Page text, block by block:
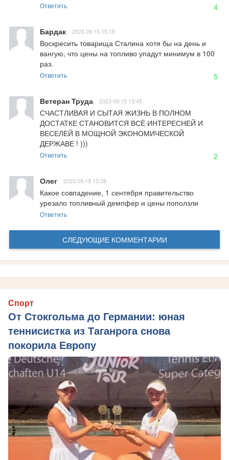
Ответить 4
Бардак 2023.09.15 15:19
Воскресить товарища Сталина хотя бы на день и
вангую, что цены на топливо упадут минимум в 100
раз.
Ответить 5
Ветеран Труда 2023.09.15 13:45
СЧАСТЛИВАЯ И СЫТАЯ ЖИЗНЬ В ПОЛНОМ
ДОСТАТКЕ СТАНОВИТСЯ ВСЁ ИНТЕРЕСНЕЙ И
ВЕСЕЛЕЙ В МОЩНОЙ ЭКОНОМИЧЕСКОЙ
ДЕРЖАВЕ ! )))
Ответить 2
Олег 2023.09.15 13:38
Какое совпадение, 1 сентября правительство
урезало топливный демпфер и цены поползли
Ответить
СЛЕДУЮЩИЕ КОММЕНТАРИИ
Спорт
От Стокгольма до Германии: юная
теннисистка из Таганрога снова
покорила Европу